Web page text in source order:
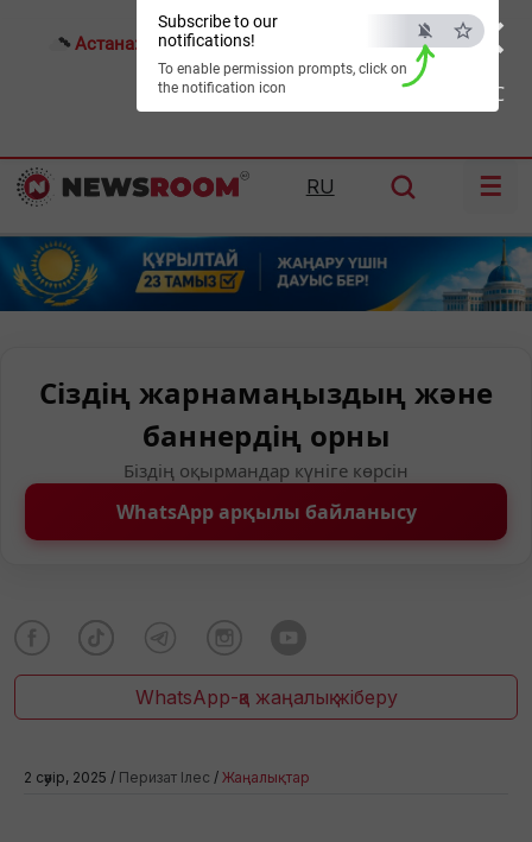
×
ESC
Subscribe to our
notifications!
To enable permission prompts, click on
the notification icon
Астана: 23°C Алматы: Шымкент:36°C
RU ☰
Сіздің жарнамаңыздың және
баннердің орны
Біздің оқырмандар күніге көрсін
WhatsApp арқылы байланысу
WhatsApp-қа жаңалық жіберу
2 сәуір, 2025 / Перизат Ілес / Жаңалықтар